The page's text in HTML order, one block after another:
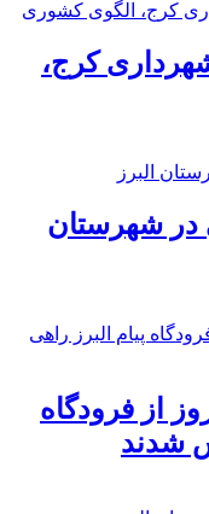
کرج،
در شهرستان
از فرودگاه
شدند